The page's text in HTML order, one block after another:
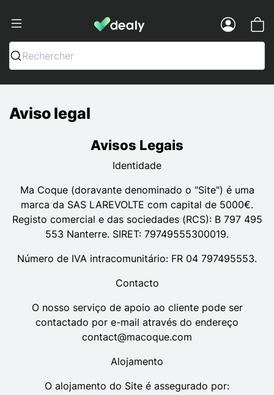
Dealy - Capas e acessórios para
Rechercher
Aviso legal
Avisos Legais
Identidade
Ma Coque (doravante denominado o "Site") é uma
marca da SAS LAREVOLTE com capital de 5000€.
Registo comercial e das sociedades (RCS): B 797 495
553 Nanterre. SIRET: 79749555300019.
Número de IVA intracomunitário: FR 04 797495553.
Contacto
O nosso serviço de apoio ao cliente pode ser
contactado por e-mail através do endereço
contact@macoque.com
Alojamento
O alojamento do Site é assegurado por: